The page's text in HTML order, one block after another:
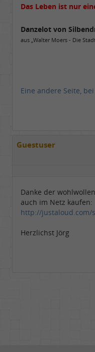
Das Leben ist nur
Danzelot von
aus „Walter Moers - Die
Eine andere Seite,
Guestuser
Danke der
auch im Netz kaufen:
http://justaloud.com/
Herzlichst Jörg